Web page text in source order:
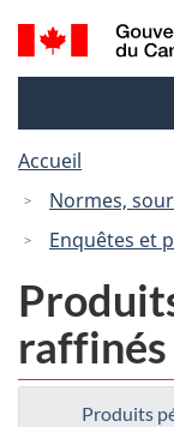
Recherche
et
Accueil
Normes,
Enquêtes et
Produits